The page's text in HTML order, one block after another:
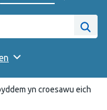
Newid iaith y wefan
yn croesawu eich